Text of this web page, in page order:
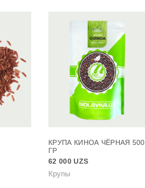
КРУПА КИНОА ЧЁРНАЯ 500
ГР
62 000UZS
Крупы